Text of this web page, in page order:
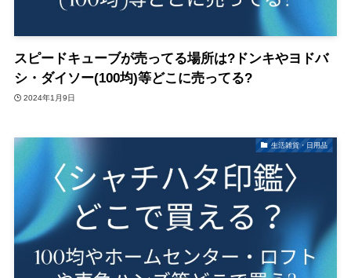
スピードキューブが売ってる場所は?ドンキやヨドバ
シ・ダイソー(100均)等どこに売ってる?
2024年1月9日
生活雑貨・日用品